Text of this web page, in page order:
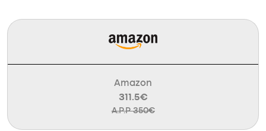
Amazon
311.5€
A.P.P 350€